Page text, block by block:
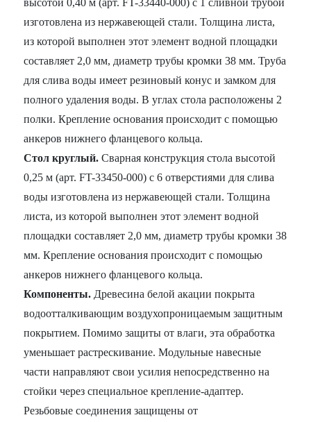
высотой 0,40 м (арт. FT-33440-000) с 1 сливной трубой
изготовлена из нержавеющей стали. Толщина листа,
из которой выполнен этот элемент водной площадки
составляет 2,0 мм, диаметр трубы кромки 38 мм. Труба
для слива воды имеет резиновый конус и замком для
полного удаления воды. В углах стола расположены 2
полки. Крепление основания происходит с помощью
анкеров нижнего фланцевого кольца.
Стол круглый. Сварная конструкция стола высотой
0,25 м (арт. FT-33450-000) с 6 отверстиями для слива
воды изготовлена из нержавеющей стали. Толщина
листа, из которой выполнен этот элемент водной
площадки составляет 2,0 мм, диаметр трубы кромки 38
мм. Крепление основания происходит с помощью
анкеров нижнего фланцевого кольца.
Компоненты. Древесина белой акации покрыта
водоотталкивающим воздухопроницаемым защитным
покрытием. Помимо защиты от влаги, эта обработка
уменьшает растрескивание. Модульные навесные
части направляют свои усилия непосредственно на
стойки через специальное крепление-адаптер.
Резьбовые соединения защищены от